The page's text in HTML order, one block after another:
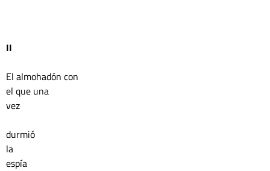
II
El almohadón con
el que una
vez
durmió
la
espía